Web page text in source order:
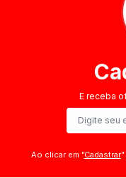
E receba
Ao clicar em ”Cadastrar